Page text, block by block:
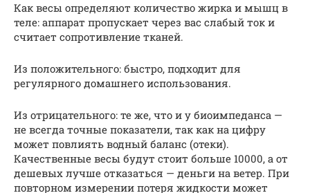
Как весы определяют количество жирка и мышц в
теле: аппарат пропускает через вас слабый ток и
считает сопротивление тканей.
Из положительного: быстро, подходит для
регулярного домашнего использования.
Из отрицательного: те же, что и у биоимпеданса —
не всегда точные показатели, так как на цифру
может повлиять водный баланс (отеки).
Качественные весы будут стоит больше 10000, а от
дешевых лучше отказаться — деньги на ветер. При
повторном измерении потеря жидкости может